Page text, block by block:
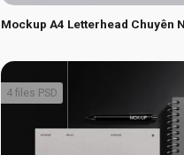
Mockup A4 Letterhead Chuyên
4 files PSD